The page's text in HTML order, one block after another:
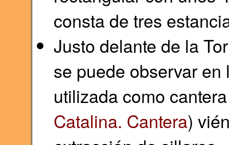
consta de tres
Justo delante de la
se puede observar
utilizada como
Catalina. Cantera)